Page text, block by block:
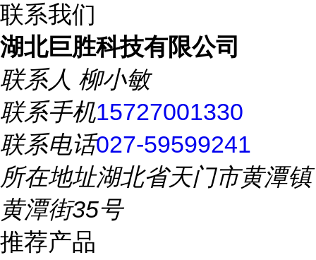
联系我们
湖北巨胜科技有限公司
联系人 柳小敏
联系手机15727001330
联系电话027-59599241
所在地址湖北省天门市黄潭镇
黄潭街35号
推荐产品